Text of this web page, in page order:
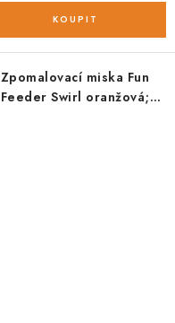
Zpomalovací miska Fun
Feeder Swirl oranžová;